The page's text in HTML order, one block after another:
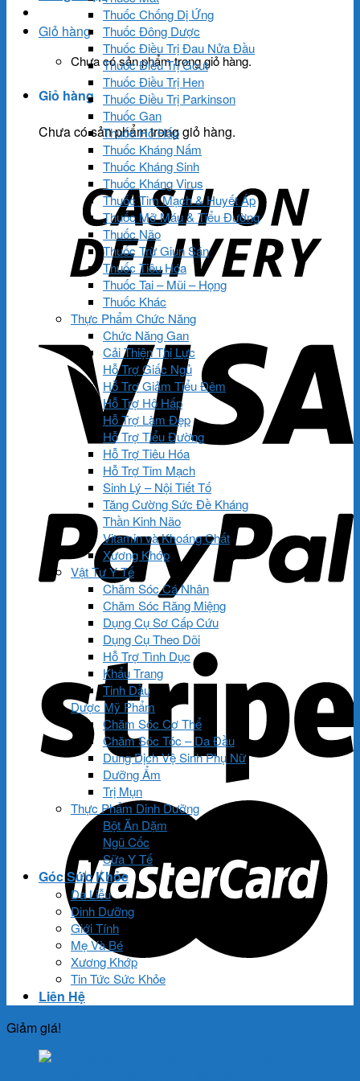
Giỏ hàng
Chưa có sản phẩm trong giỏ hàng.
Giỏ hàng
Chưa có sản phẩm trong giỏ hàng.
Thuốc Chống Dị Ứng
Thuốc Đông Dược
Thuốc Điều Trị Đau Nửa Đầu
Thuốc Điều Trị Gout
Thuốc Điều Trị Hen
Thuốc Điều Trị Parkinson
Thuốc Gan
Thuốc Hô Hấp
Thuốc Kháng Nấm
Thuốc Kháng Sinh
Thuốc Kháng Virus
Thuốc Tim Mạch & Huyết Áp
Thuốc Mỡ Máu & Tiểu Đường
Thuốc Não
Thuốc Trừ Giun Sán
Thuốc Tiêu Hóa
Thuốc Tai – Mũi – Họng
Thuốc Khác
Thực Phẩm Chức Năng
Chức Năng Gan
Cải Thiện Thị Lực
Hỗ Trợ Giấc Ngủ
Hỗ Trợ Giảm Tiểu Đêm
Hỗ Trợ Hô Hấp
Hỗ Trợ Làm Đẹp
Hỗ Trợ Tiểu Đường
Hỗ Trợ Tiêu Hóa
Hỗ Trợ Tim Mạch
Sinh Lý – Nội Tiết Tố
Tăng Cường Sức Đề Kháng
Thần Kinh Não
Vitamin và Khoáng Chất
Xương Khớp
Vật Tư Y Tế
Chăm Sóc Cá Nhân
Chăm Sóc Răng Miệng
Dụng Cụ Sơ Cấp Cứu
Dụng Cụ Theo Dõi
Hỗ Trợ Tình Dục
Khẩu Trang
Tinh Dầu
Dược Mỹ Phẩm
Chăm Sóc Cơ Thể
Chăm Sóc Tóc – Da Đầu
Dung Dịch Vệ Sinh Phụ Nữ
Dưỡng Ẩm
Trị Mụn
Thực Phẩm Dinh Dưỡng
Bột Ăn Dặm
Ngũ Cốc
Sữa Y Tế
Góc Sức Khỏe
Da Liễu
Dinh Dưỡng
Giới Tính
Mẹ Và Bé
Xương Khớp
Tin Tức Sức Khỏe
Liên Hệ
Giảm giá!